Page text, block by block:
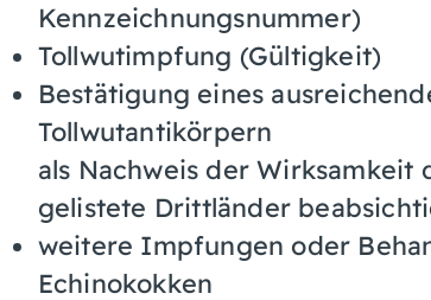
Kennzeichnungsnummer)
Tollwutimpfung (Gültigkeit)
Bestätigung eines
Tollwutantikörpern
als Nachweis der
gelistete Drittländer
weitere Impfungen oder
Echinokokken